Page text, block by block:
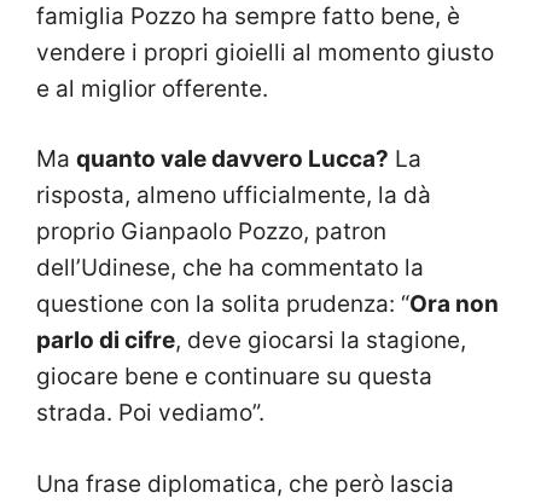
famiglia Pozzo ha sempre fatto bene, è
vendere i propri gioielli al momento giusto
e al miglior offerente.
Ma quanto vale davvero Lucca? La
risposta, almeno ufficialmente, la dà
proprio Gianpaolo Pozzo, patron
dell’Udinese, che ha commentato la
questione con la solita prudenza: “Ora non
parlo di cifre, deve giocarsi la stagione,
giocare bene e continuare su questa
strada. Poi vediamo”.
Una frase diplomatica, che però lascia